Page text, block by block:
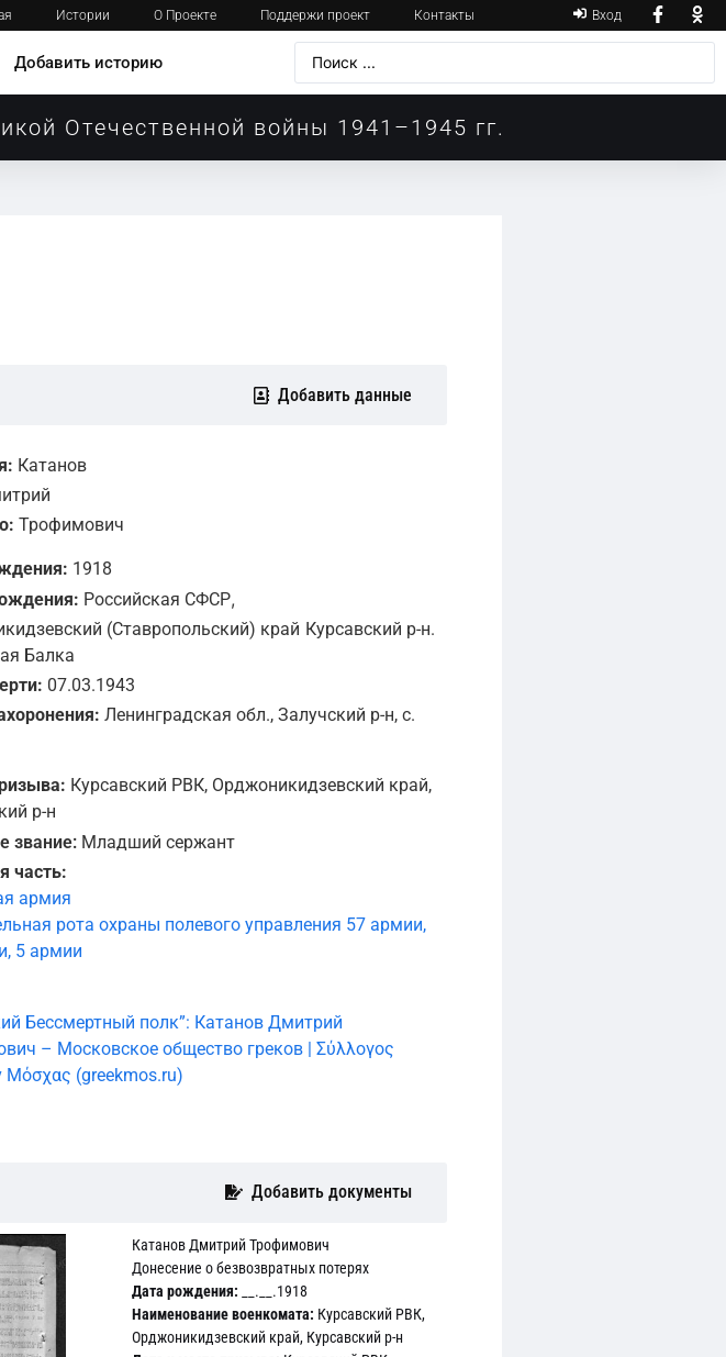
Истории О Проекте Поддержи проект Контакты Вход
Добавить историю
Отечественной войны 1941–1945 гг.
Добавить данные
Катанов
Трофимович
1918
Российская СФСР,
(Ставропольский) край Курсавский р-н.
Балка
07.03.1943
Ленинградская обл., Залучский р-н, с.
Курсавский РВК, Орджоникидзевский край,
р-н
звание: Младший сержант
часть:
армия
рота охраны полевого управления 57 армии,
5 армии
Бессмертный полк”: Катанов Дмитрий
– Московское общество греков | Σύλλογος
Μόσχας (greekmos.ru)
Добавить документы
Катанов Дмитрий Трофимович
Донесение о безвозвратных потерях
Дата рождения: __.__.1918
Наименование военкомата: Курсавский РВК,
Орджоникидзевский край, Курсавский р-н